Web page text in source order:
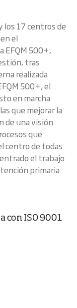
los 17 centros de
el
EFQM 500+,
tras
realizada
500+, el
en marcha
que mejorar la
de una visión
que
centro de todas
el trabajo
primaria
con ISO 9001